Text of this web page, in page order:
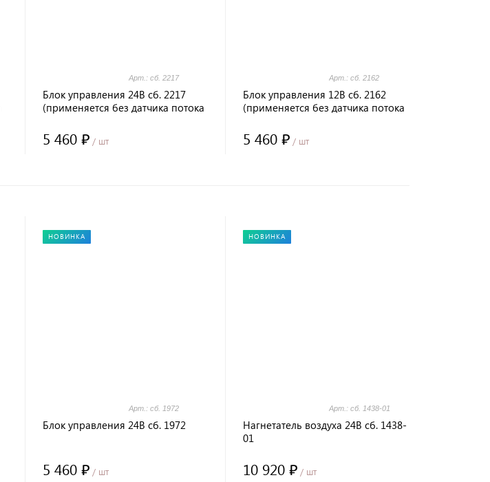
Арт.: сб. 2217
Блок управления 24В сб. 2217
(применяется без датчика потока
5 460 ₽/ шт
Арт.: сб. 2162
Блок управления 12В сб. 2162
(применяется без датчика потока
5 460 ₽ / шт
НОВИНКА
Арт.: сб. 1972
Блок управления 24В сб. 1972
5 460 ₽/ шт
НОВИНКА
Арт.: сб. 1438-01
Нагнетатель воздуха 24В сб. 1438-
01
10 920 ₽ / шт